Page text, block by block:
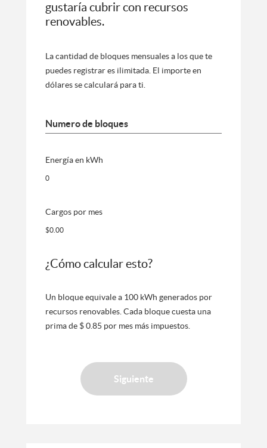
gustaría cubrir con recursos
renovables.
La cantidad de bloques mensuales a los que te
puedes registrar es ilimitada. El importe en
dólares se calculará para ti.
Numero de bloques
Energía en kWh
0
Cargos por mes
$0.00
¿Cómo calcular esto?
Un bloque equivale a 100 kWh generados por
recursos renovables. Cada bloque cuesta una
prima de $ 0.85 por mes más impuestos.
Siguiente